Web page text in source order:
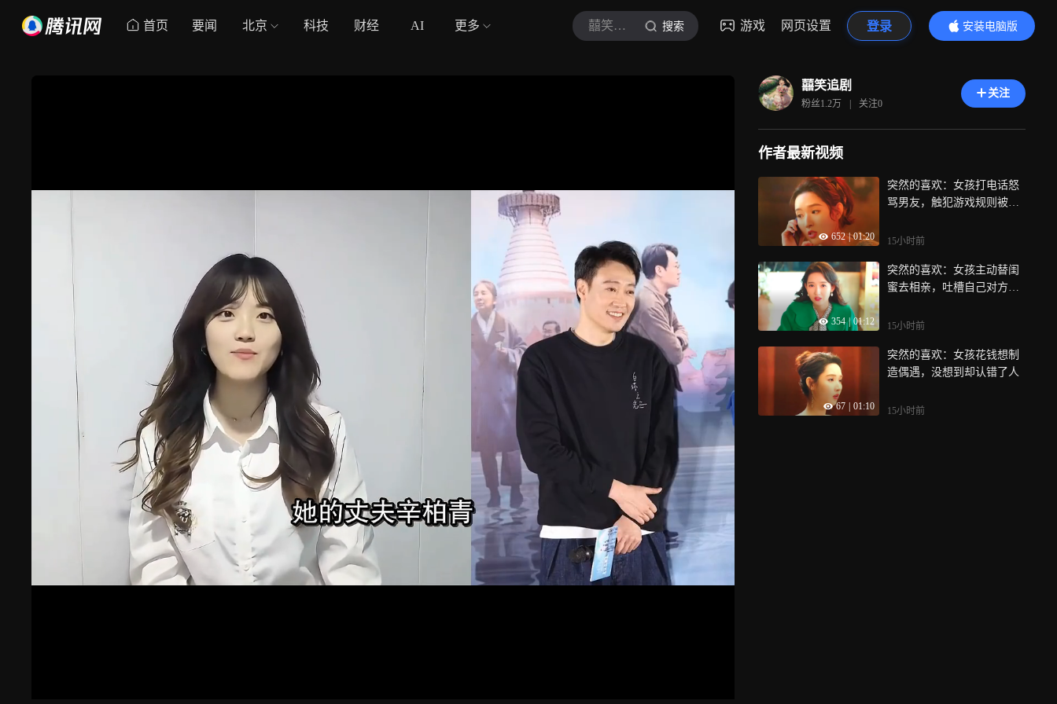
首页 要闻 北京 科技 财经 AI 更多 囍笑追剧 搜索 游戏 网页设置 登录
安装电脑版
内容更精彩
囍笑追剧
粉丝1.2万 | 关注0
关注
作者最新视频
652 | 01:20
突然的喜欢：女孩打电话怒
骂男友，触犯游戏规则被命
15小时前
354 | 01:12
突然的喜欢：女孩主动替闺
蜜去相亲，吐槽自己对方却
15小时前
67 01:10
突然的喜欢：女孩花钱想制
造偶遇，没想到却认错了人
15小时前